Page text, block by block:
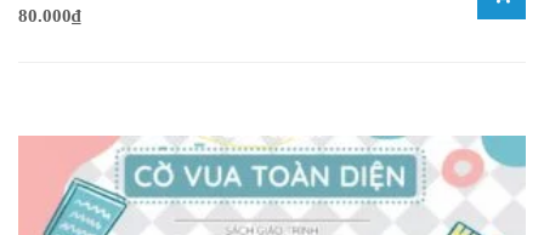
80.000₫